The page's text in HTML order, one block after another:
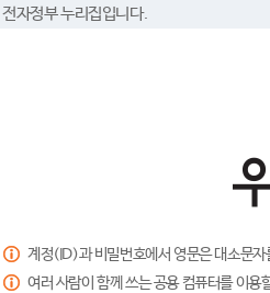
자정부 누리집입니다.
계정(ID)과 비밀번호에서 영문은 대소문
여러 사람이 함께 쓰는 공용 컴퓨터를 이